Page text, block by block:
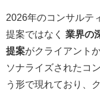
2026年のコンサルテ
提案ではなく 業界の
提案がクライアント
ソナライズされたコ
う形で現れており、